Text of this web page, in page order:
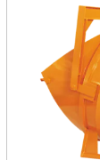
Sur demande